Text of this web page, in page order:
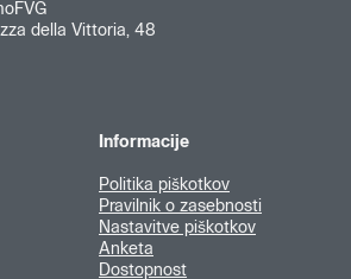
della Vittoria, 48
Informacije
Politika piškotkov
Pravilnik o zasebnosti
Nastavitve piškotkov
Anketa
Dostopnost